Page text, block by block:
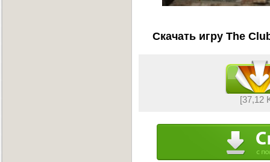
Скачать игру The
[37,12